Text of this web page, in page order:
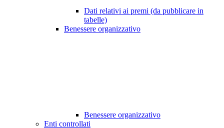
Dati relativi ai premi (da pubblicare in
tabelle)
Benessere organizzativo
Benessere organizzativo
Enti controllati